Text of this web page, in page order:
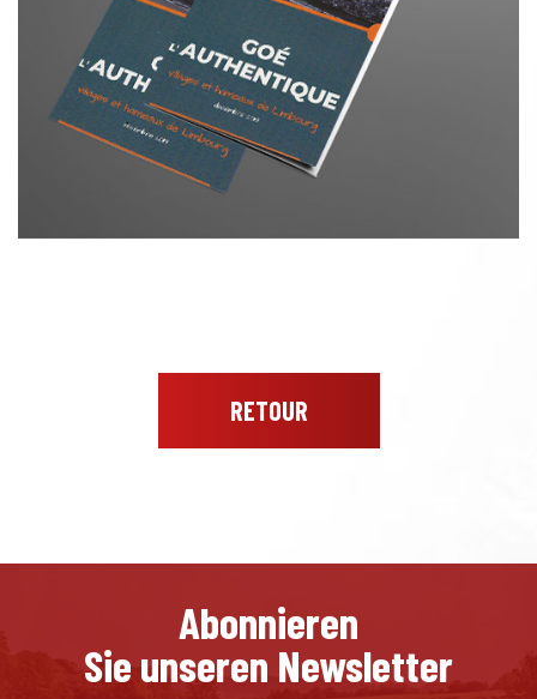
RETOUR
Abonnieren
Sie unseren Newsletter